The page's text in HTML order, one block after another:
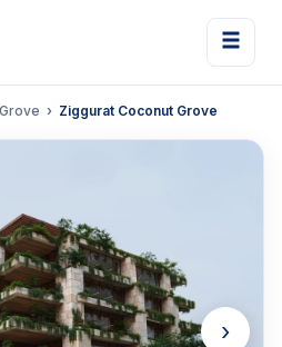
Ziggurat Coconut Grove
›